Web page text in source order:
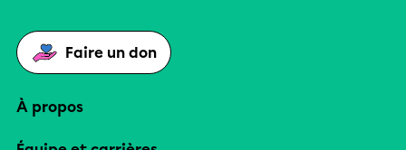
Faire un don
À propos